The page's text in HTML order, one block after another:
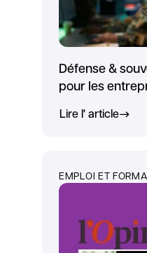
Défense &
pour les
Lire l' article
EMPLOI ET